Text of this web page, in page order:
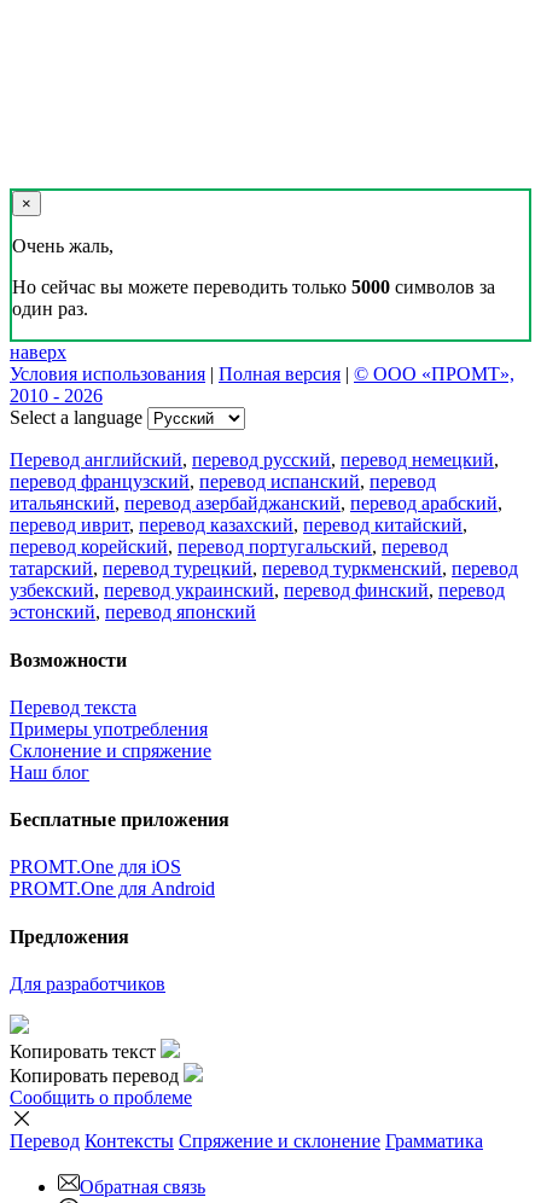
×
Очень жаль,
Но сейчас вы можете переводить только 5000 символов за
один раз.
наверх
Условия использования | Полная версия | © ООО «ПРОМТ»,
2010 - 2026
Select a language
Перевод английский, перевод русский, перевод немецкий,
перевод французский, перевод испанский, перевод
итальянский, перевод азербайджанский, перевод арабский,
перевод иврит, перевод казахский, перевод китайский,
перевод корейский, перевод португальский, перевод
татарский, перевод турецкий, перевод туркменский, перевод
узбекский, перевод украинский, перевод финский, перевод
эстонский, перевод японский
Возможности
Перевод текста
Примеры употребления
Склонение и спряжение
Наш блог
Бесплатные приложения
PROMT.One для iOS
PROMT.One для Android
Предложения
Для разработчиков
Копировать текст
Копировать перевод
Сообщить о проблеме
Перевод Контексты Спряжение и склонение Грамматика
Обратная связь